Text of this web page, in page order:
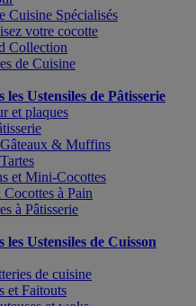
Cuisine Spécialisés
votre cocotte
Collection
de Cuisine
les Ustensiles de Pâtisserie
et plaques
& Muffins
et Mini-Cocottes
à Pain
à Pâtisserie
les Ustensiles de Cuisson
de cuisine
et Faitouts